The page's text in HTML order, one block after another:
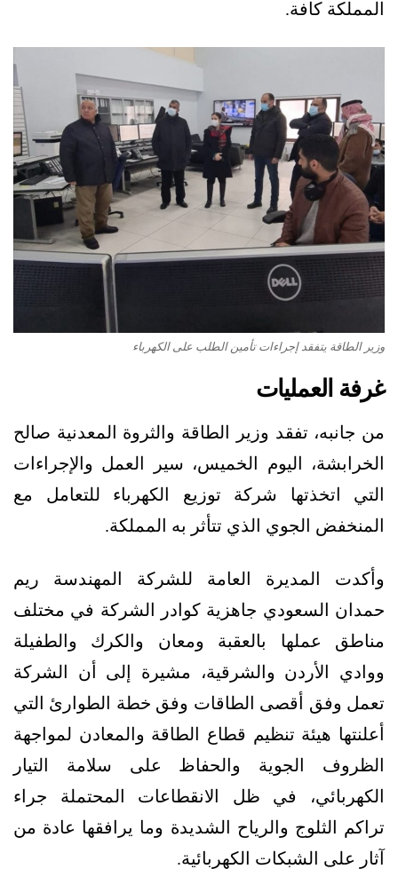
المملكة كافة.
وزير الطاقة يتفقد إجراءات تأمين الطلب على الكهرباء
غرفة العمليات
من جانبه، تفقد وزير الطاقة والثروة المعدنية صالح
الخرابشة، اليوم الخميس، سير العمل والإجراءات
التي اتخذتها شركة توزيع الكهرباء للتعامل مع
المنخفض الجوي الذي تتأثر به المملكة.
وأكدت المديرة العامة للشركة المهندسة ريم
حمدان السعودي جاهزية كوادر الشركة في مختلف
مناطق عملها بالعقبة ومعان والكرك والطفيلة
ووادي الأردن والشرقية، مشيرة إلى أن الشركة
تعمل وفق أقصى الطاقات وفق خطة الطوارئ التي
أعلنتها هيئة تنظيم قطاع الطاقة والمعادن لمواجهة
الظروف الجوية والحفاظ على سلامة التيار
الكهربائي، في ظل الانقطاعات المحتملة جراء
تراكم الثلوج والرياح الشديدة وما يرافقها عادة من
آثار على الشبكات الكهربائية.